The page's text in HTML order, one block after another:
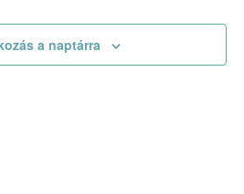
a naptárra